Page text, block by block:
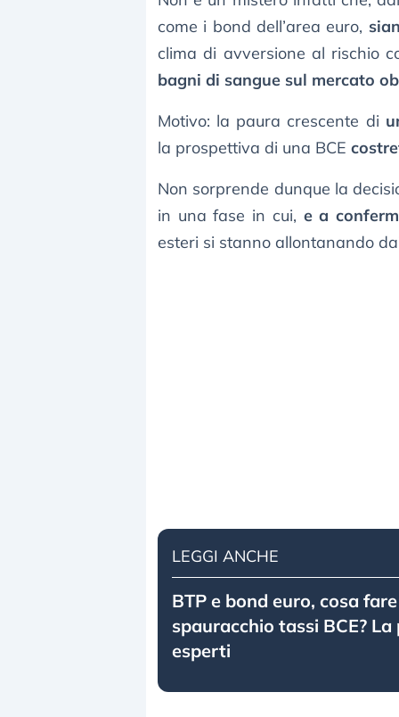
come i bond dell’area euro,
clima di avversione al rischio
bagni di sangue sul mercato
Motivo: la paura crescente di
la prospettiva di una BCE
Non sorprende dunque la
in una fase in cui, e a
esteri si stanno allontanando
LEGGI ANCHE
BTP e bond euro, cosa
spauracchio tassi BCE?
esperti